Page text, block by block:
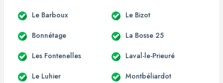
Le Barboux Le Bizot
Bonnétage La Bosse 25
Les Fontenelles Laval-le-Prieuré
Le Luhier Montbéliardot